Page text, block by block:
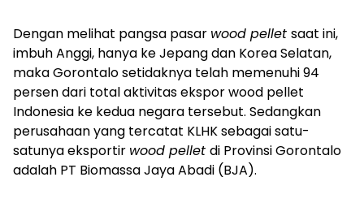
Dengan melihat pangsa pasar wood pellet saat ini,
imbuh Anggi, hanya ke Jepang dan Korea Selatan,
maka Gorontalo setidaknya telah memenuhi 94
persen dari total aktivitas ekspor wood pellet
Indonesia ke kedua negara tersebut. Sedangkan
perusahaan yang tercatat KLHK sebagai satu-
satunya eksportir wood pellet di Provinsi Gorontalo
adalah PT Biomassa Jaya Abadi (BJA).